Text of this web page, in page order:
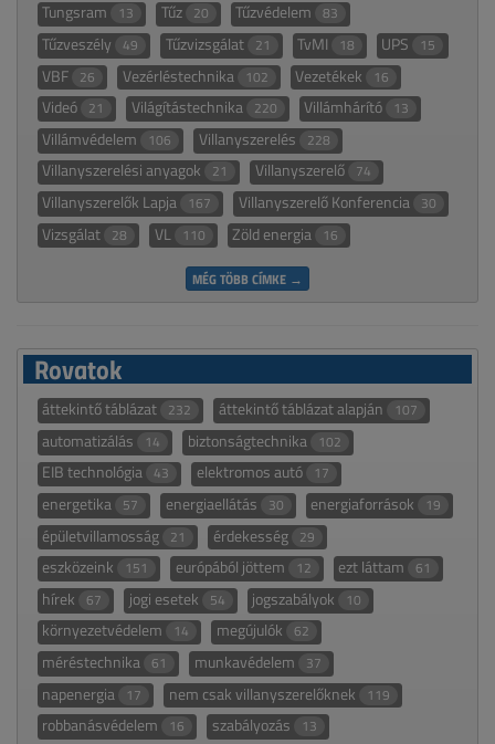
Tungsram 13 Tűz 20 Tűzvédelem 83
Tűzveszély 49 Tűzvizsgálat 21 TvMI 18 UPS 15
VBF 26 Vezérléstechnika 102 Vezetékek 16
Videó 21 Világítástechnika 220 Villámhárító 13
Villámvédelem 106 Villanyszerelés 228
Villanyszerelési anyagok 21 Villanyszerelő 74
Villanyszerelők Lapja 167 Villanyszerelő Konferencia 30
Vizsgálat 28 VL 110 Zöld energia 16
MÉG TÖBB CÍMKE →
Rovatok
áttekintő táblázat 232 áttekintő táblázat alapján 107
automatizálás 14 biztonságtechnika 102
EIB technológia 43 elektromos autó 17
energetika 57 energiaellátás 30 energiaforrások 19
épületvillamosság 21 érdekesség 29
eszközeink 151 európából jöttem 12 ezt láttam 61
hírek 67 jogi esetek 54 jogszabályok 10
környezetvédelem 14 megújulók 62
méréstechnika 61 munkavédelem 37
napenergia 17 nem csak villanyszerelőknek 119
robbanásvédelem 16 szabályozás 13